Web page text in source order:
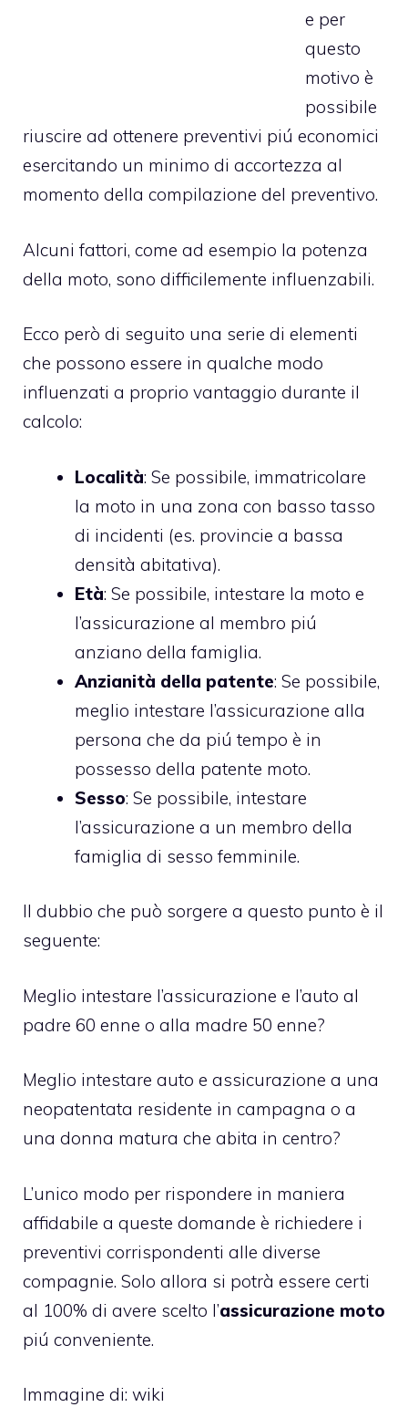
e per
questo
motivo è
possibile
riuscire ad ottenere preventivi piú economici
esercitando un minimo di accortezza al
momento della compilazione del preventivo.
Alcuni fattori, come ad esempio la potenza
della moto, sono difficilemente influenzabili.
Ecco però di seguito una serie di elementi
che possono essere in qualche modo
influenzati a proprio vantaggio durante il
calcolo:
Località: Se possibile, immatricolare
la moto in una zona con basso tasso
di incidenti (es. provincie a bassa
densità abitativa).
Età: Se possibile, intestare la moto e
l’assicurazione al membro piú
anziano della famiglia.
Anzianità della patente: Se possibile,
meglio intestare l’assicurazione alla
persona che da piú tempo è in
possesso della patente moto.
Sesso: Se possibile, intestare
l’assicurazione a un membro della
famiglia di sesso femminile.
Il dubbio che può sorgere a questo punto è il
seguente:
Meglio intestare l’assicurazione e l’auto al
padre 60 enne o alla madre 50 enne?
Meglio intestare auto e assicurazione a una
neopatentata residente in campagna o a
una donna matura che abita in centro?
L’unico modo per rispondere in maniera
affidabile a queste domande è richiedere i
preventivi corrispondenti alle diverse
compagnie. Solo allora si potrà essere certi
al 100% di avere scelto l’assicurazione moto
piú conveniente.
Immagine di: wiki